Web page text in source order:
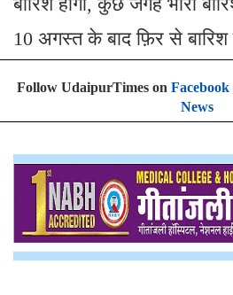
10 अगस्त के बाद फ़िर से बारिश
Follow UdaipurTimes on Facebook
News